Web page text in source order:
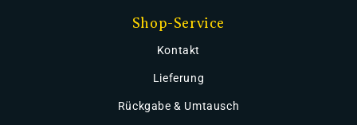
Shop-Service
Kontakt
Lieferung
Rückgabe & Umtausch